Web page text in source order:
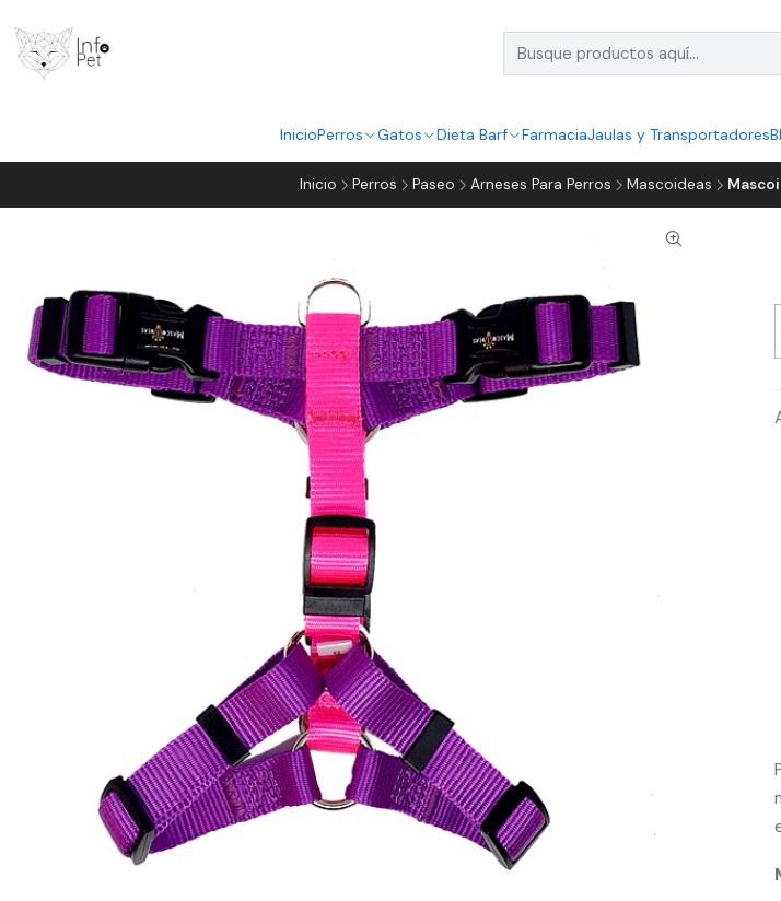
InicioPerros Gatos Dieta Barf FarmaciaJaulas y Transportadores
Inicio Perros Paseo Arneses Para Perros Mascoideas